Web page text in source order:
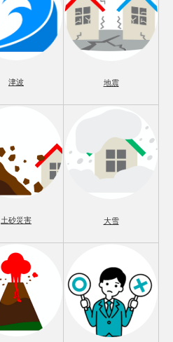
津波 地震
土砂災害 大雪